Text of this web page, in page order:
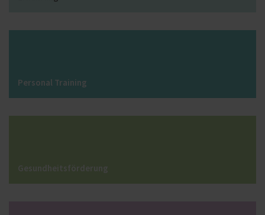
Personal Training
Gesundheitsförderung